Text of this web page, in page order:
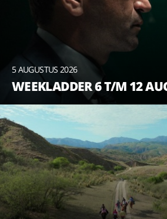
5 AUGUSTUS 2026
WEEKLADDER 6 T/M 12